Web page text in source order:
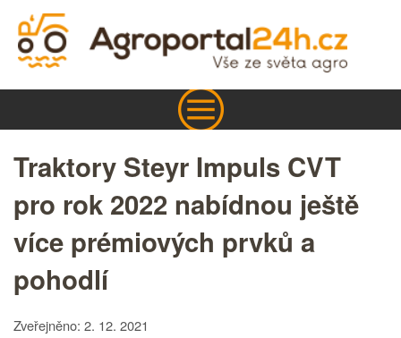
Traktory Steyr Impuls CVT
pro rok 2022 nabídnou ještě
více prémiových prvků a
pohodlí
Zveřejněno: 2. 12. 2021